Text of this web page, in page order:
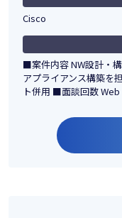
Cisco
■案件内容 NW設計・
アプライアンス構築
ト併用 ■面談回数